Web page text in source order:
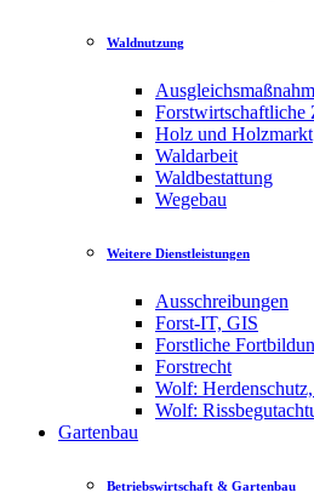
Waldnutzung
Forstwirtschaftliche
Holz und Holzmarkt
Waldarbeit
Waldbestattung
Wegebau
Weitere Dienstleistungen
Ausschreibungen
Forst-IT, GIS
Forstliche
Forstrecht
Wolf:
Wolf:
Gartenbau
Betriebswirtschaft & Gartenbau